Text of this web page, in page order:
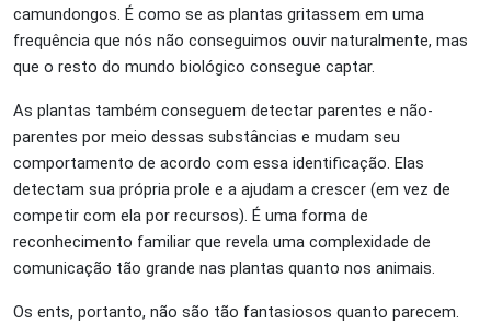
camundongos. É como se as plantas gritassem em uma
frequência que nós não conseguimos ouvir naturalmente, mas
que o resto do mundo biológico consegue captar.
As plantas também conseguem detectar parentes e não-
parentes por meio dessas substâncias e mudam seu
comportamento de acordo com essa identificação. Elas
detectam sua própria prole e a ajudam a crescer (em vez de
competir com ela por recursos). É uma forma de
reconhecimento familiar que revela uma complexidade de
comunicação tão grande nas plantas quanto nos animais.
Os ents, portanto, não são tão fantasiosos quanto parecem.